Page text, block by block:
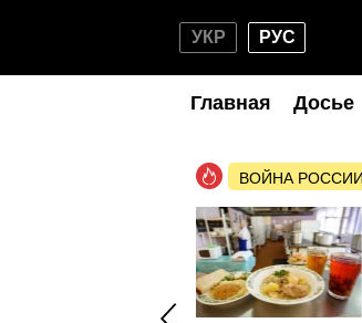
УКР РУС
Главная Досье
ВОЙНА